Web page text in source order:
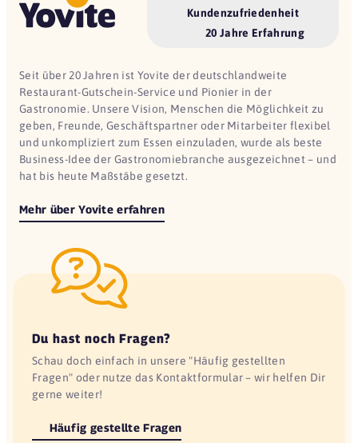
Kundenzufriedenheit
20 Jahre Erfahrung
Seit über 20 Jahren ist Yovite der deutschlandweite
Restaurant-Gutschein-Service und Pionier in der
Gastronomie. Unsere Vision, Menschen die Möglichkeit zu
geben, Freunde, Geschäftspartner oder Mitarbeiter flexibel
und unkompliziert zum Essen einzuladen, wurde als beste
Business-Idee der Gastronomiebranche ausgezeichnet – und
hat bis heute Maßstäbe gesetzt.
Mehr über Yovite erfahren
Du hast noch Fragen?
Schau doch einfach in unsere "Häufig gestellten
Fragen" oder nutze das Kontaktformular – wir helfen Dir
gerne weiter!
Häufig gestellte Fragen